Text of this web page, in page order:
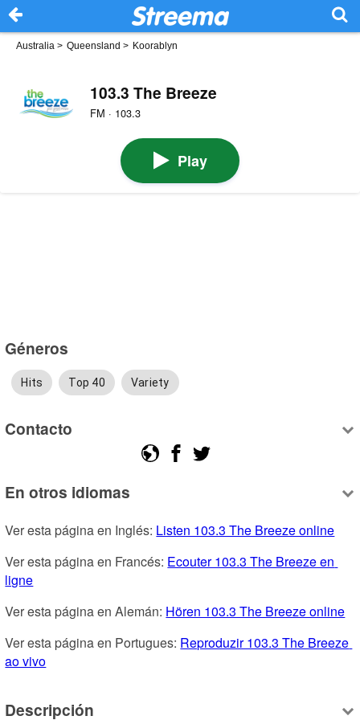
Australia > Queensland > Koorablyn
103.3 The Breeze
FM · 103.3
Play
Géneros
Hits Top 40 Variety
Contacto
En otros idiomas
Ver esta página en Inglés: Listen 103.3 The Breeze online
Ver esta página en Francés: Ecouter 103.3 The Breeze en
ligne
Ver esta página en Alemán: Hören 103.3 The Breeze online
Ver esta página en Portugues: Reproduzir 103.3 The Breeze
ao vivo
Descripción